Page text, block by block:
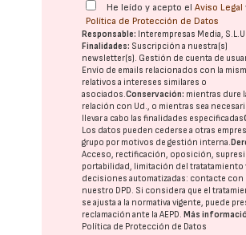
He leído y acepto elAviso Legal
Política de Protección de Datos
Responsable: Interempresas Media, S.L.U.
Finalidades: Suscripción a nuestra(s)
newsletter(s). Gestión de cuenta de
Envío de emails relacionados con la
relativos a intereses similares o
asociados.Conservación: mientras dure
relación con Ud., o mientras sea
llevar a cabo las finalidades especificadas
Los datos pueden cederse a otras
grupo por motivos de gestión interna.
Acceso, rectificación, oposición,
portabilidad, limitación del tratatamiento
decisiones automatizadas: contacte con
nuestro DPD. Si considera que el
se ajusta a la normativa vigente, puede
reclamación ante laAEPD.Más
Política de Protección de Datos